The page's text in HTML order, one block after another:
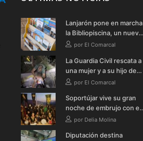
Lanjarón pone en marcha
la Bibliopiscina, un nuevo
espacio para disfrutar de
verano
por El Comarcal
La Guardia Civil rescata a
una mujer y a su hijo de
un vehículo tras
terraplén en Soportújar
por El Comarcal
Soportújar vive su gran
noche de embrujo con el
Gran Aquelarre de las
por Delia Molina
Diputación destina